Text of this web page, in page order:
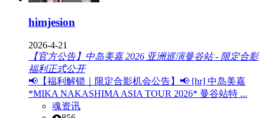
himjesion
2026-4-21
【官方公告】中岛美嘉 2026 亚洲巡演曼谷站 - 限定合影
福利正式公开
📢【福利解锁｜限定合影机会公告】📢 [hr] 中岛美嘉
*MIKA NAKASHIMA ASIA TOUR 2026* 曼谷站特 ...
魂资讯